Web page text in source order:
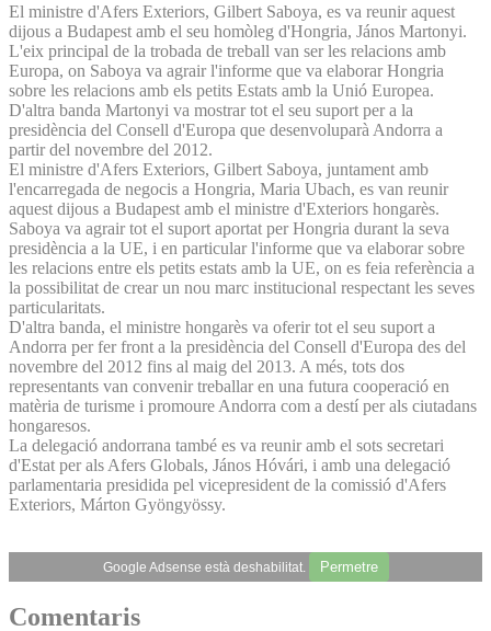
El ministre d'Afers Exteriors, Gilbert Saboya, es va reunir aquest
dijous a Budapest amb el seu homòleg d'Hongria, János Martonyi.
L'eix principal de la trobada de treball van ser les relacions amb
Europa, on Saboya va agrair l'informe que va elaborar Hongria
sobre les relacions amb els petits Estats amb la Unió Europea.
D'altra banda Martonyi va mostrar tot el seu suport per a la
presidència del Consell d'Europa que desenvoluparà Andorra a
partir del novembre del 2012.
El ministre d'Afers Exteriors, Gilbert Saboya, juntament amb
l'encarregada de negocis a Hongria, Maria Ubach, es van reunir
aquest dijous a Budapest amb el ministre d'Exteriors hongarès.
Saboya va agrair tot el suport aportat per Hongria durant la seva
presidència a la UE, i en particular l'informe que va elaborar sobre
les relacions entre els petits estats amb la UE, on es feia referència a
la possibilitat de crear un nou marc institucional respectant les seves
particularitats.
D'altra banda, el ministre hongarès va oferir tot el seu suport a
Andorra per fer front a la presidència del Consell d'Europa des del
novembre del 2012 fins al maig del 2013. A més, tots dos
representants van convenir treballar en una futura cooperació en
matèria de turisme i promoure Andorra com a destí per als ciutadans
hongaresos.
La delegació andorrana també es va reunir amb el sots secretari
d'Estat per als Afers Globals, János Hóvári, i amb una delegació
parlamentaria presidida pel vicepresident de la comissió d'Afers
Exteriors, Márton Gyöngyössy.
Google Adsense està deshabilitat. Permetre
Comentaris